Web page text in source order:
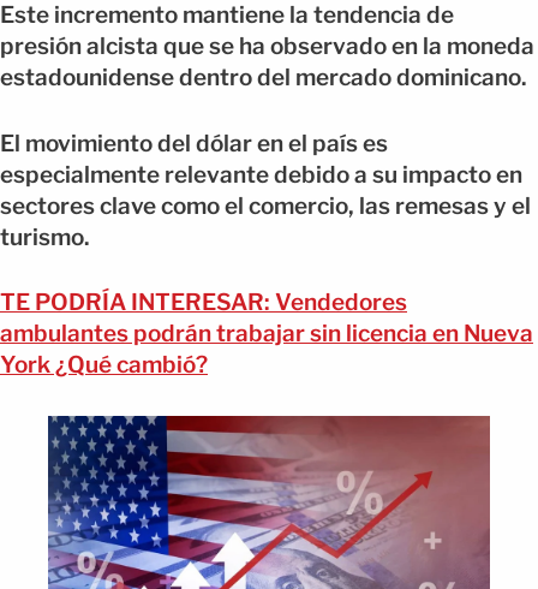
Este incremento mantiene la tendencia de
presión alcista que se ha observado en la moneda
estadounidense dentro del mercado dominicano.
El movimiento del dólar en el país es
especialmente relevante debido a su impacto en
sectores clave como el comercio, las remesas y el
turismo.
TE PODRÍA INTERESAR: Vendedores
ambulantes podrán trabajar sin licencia en Nueva
York ¿Qué cambió?